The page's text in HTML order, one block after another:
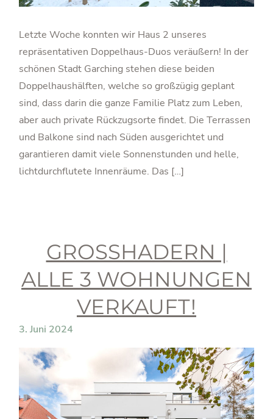
Letzte Woche konnten wir Haus 2 unseres
repräsentativen Doppelhaus-Duos veräußern! In der
schönen Stadt Garching stehen diese beiden
Doppelhaus­hälften, welche so großzügig geplant
sind, dass darin die ganze Familie Platz zum Leben,
aber auch private Rückzugsorte findet. Die Terrassen
und Balkone sind nach Süden ausgerichtet und
garantieren damit viele Sonnenstunden und helle,
lichtdurchflutete Innenräume. Das […]
GROSSHADERN | A
LLE 3 WOHNUNGEN V
ERKAUFT!
3. Juni 2024